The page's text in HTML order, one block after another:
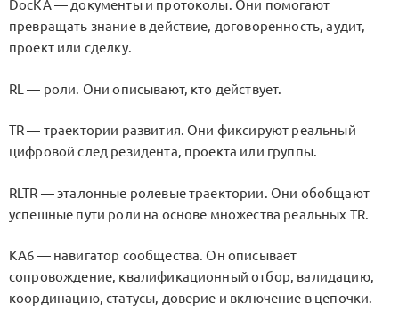
DocKA — документы и протоколы. Они помогают
превращать знание в действие, договоренность, аудит,
проект или сделку.
RL — роли. Они описывают, кто действует.
TR — траектории развития. Они фиксируют реальный
цифровой след резидента, проекта или группы.
RLTR — эталонные ролевые траектории. Они обобщают
успешные пути роли на основе множества реальных TR.
KA6 — навигатор сообщества. Он описывает
сопровождение, квалификационный отбор, валидацию,
координацию, статусы, доверие и включение в цепочки.